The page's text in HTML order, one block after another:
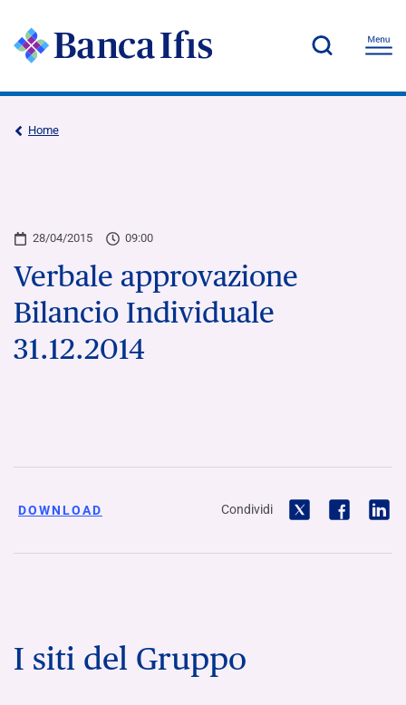
Home
28/04/2015 09:00
Verbale approvazione
Bilancio Individuale
31.12.2014
DOWNLOAD Condividi
I siti del Gruppo